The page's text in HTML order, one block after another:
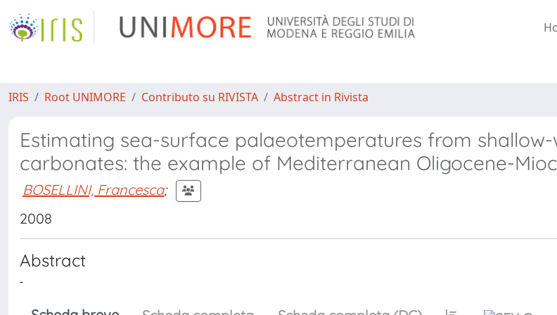
IRIS Root UNIMORE Contributo su RIVISTA Abstract in Rivista
Estimating sea-surface palaeotemperatures from
carbonates: the example of Mediterranean Oligocene-
BOSELLINI, Francesca;
2008
Abstract
-